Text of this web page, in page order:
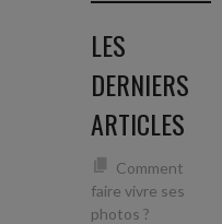
LES
DERNIERS
ARTICLES
Comment
faire vivre ses
photos ?